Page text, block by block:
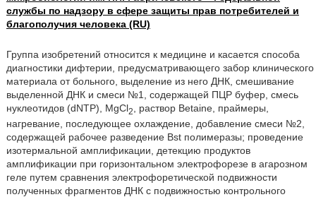
службы по надзору в сфере защиты прав потребителей и
благополучия человека (RU)
Группа изобретений относится к медицине и касается способа
диагностики дифтерии, предусматривающего забор клинического
материала от больного, выделение из него ДНК, смешивание
выделенной ДНК и смеси №1, содержащей ПЦР буфер, смесь
нуклеотидов (dNTP), MgCl2
, раствор Betaine, праймеры,
нагревание, последующее охлаждение, добавление смеси №2,
содержащей рабочее разведение Bst полимеразы; проведение
изотермальной амплификации, детекцию продуктов
амплификации при горизонтальном электрофорезе в агарозном
геле путем сравнения электрофоретической подвижности
полученных фрагментов ДНК с подвижностью контрольного